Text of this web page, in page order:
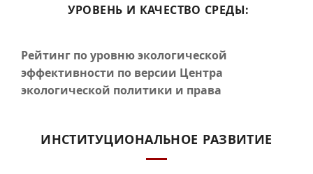
УРОВЕНЬ И КАЧЕСТВО СРЕДЫ:
Рейтинг по уровню экологической
эффективности по версии Центра
экологической политики и права
ИНСТИТУЦИОНАЛЬНОЕ РАЗВИТИЕ